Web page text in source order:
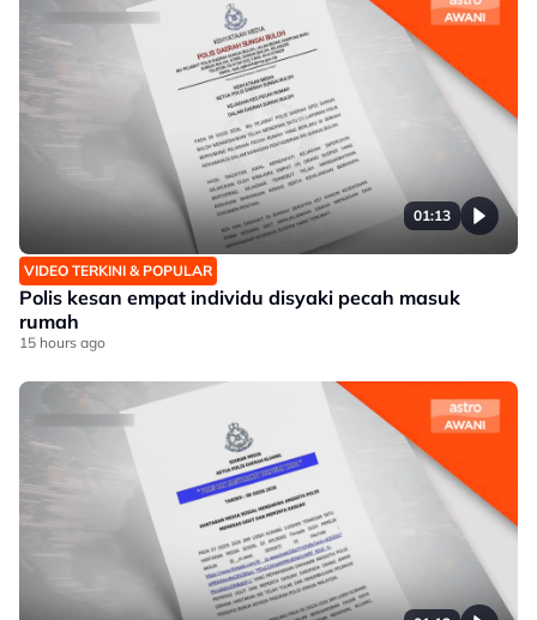
01:13
VIDEO TERKINI & POPULAR
Polis kesan empat individu disyaki pecah masuk
rumah
15 hours ago